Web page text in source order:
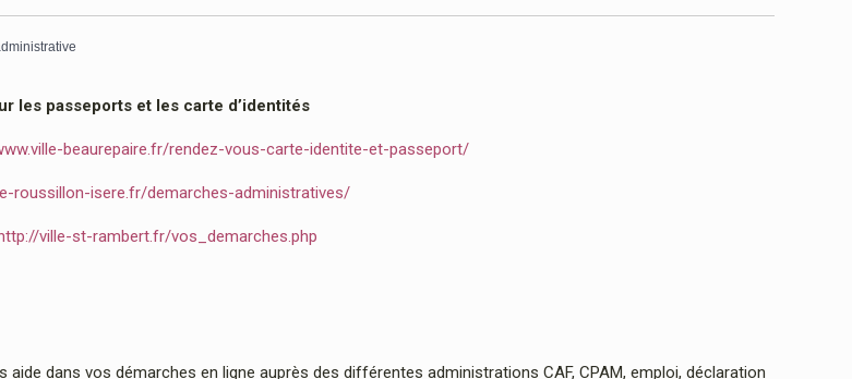
les passeports et les carte d’identités
beaurepaire.fr/rendez-vous-carte-identite-et-passeport/
roussillon-isere.fr/demarches-administratives/
ville-st-rambert.fr/vos_demarches.php
aide dans vos démarches en ligne auprès des différentes administrations CAF, CPAM, emploi, déclaration